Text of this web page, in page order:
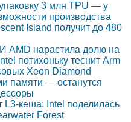
3 млн TPU — у
производства
Island получит до 480
AMD нарастила долю на
потихоньку теснит Arm
Xeon Diamond
памяти — останутся
L3-кеша: Intel поделилась
Forest